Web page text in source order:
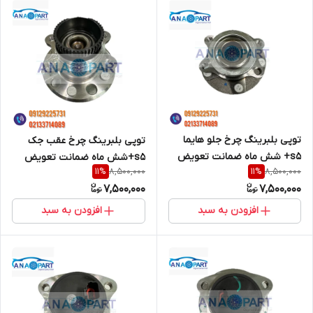
توپی بلبرینگ چرخ جلو هایما
s5+ شش ماه ضمانت تعویض
8,500,000
11%
7,500,000
افزودن به سبد
توپی بلبرینگ چرخ عقب جک
s5+شش ماه ضمانت تعویض
8,500,000
11%
7,500,000
افزودن به سبد